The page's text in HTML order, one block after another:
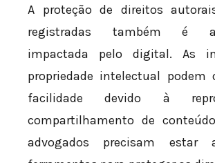
A proteção de direitos
registradas também é
impactada pelo digital. As
propriedade intelectual podem
facilidade devido à
compartilhamento de
advogados precisam estar